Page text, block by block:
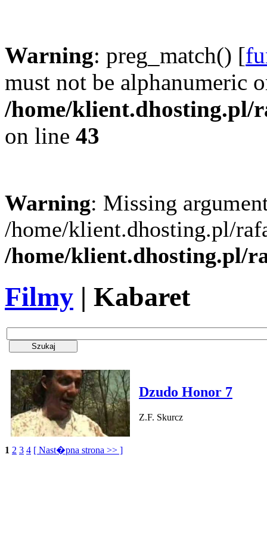
Warning: preg_match() [
must not be alphanumeric
/home/klient.dhosting.pl/
on line 43
Warning: Missing
/home/klient.dhosting.pl/
/home/klient.dhosting.pl/
Filmy | Kabaret
Dzudo Honor 7
Z.F. Skurcz
1 2 3 4 [ Nast�pna strona >> ]